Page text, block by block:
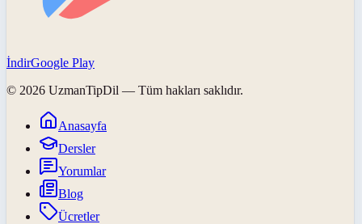
İndirGoogle Play
© 2026 UzmanTipDil — Tüm hakları saklıdır.
Anasayfa
Dersler
Yorumlar
Blog
Ücretler